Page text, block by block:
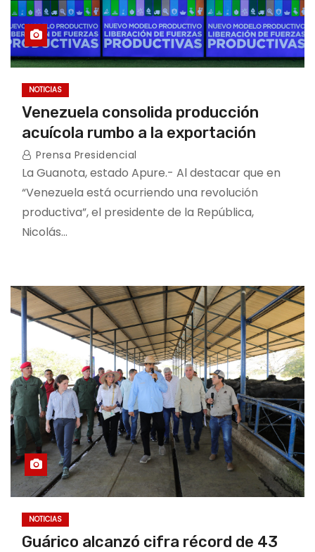
NOTICIAS
Venezuela consolida producción
acuícola rumbo a la exportación
Prensa Presidencial
La Guanota, estado Apure.- Al destacar que en
“Venezuela está ocurriendo una revolución
productiva”, el presidente de la República,
Nicolás…
NOTICIAS
Guárico alcanzó cifra récord de 43